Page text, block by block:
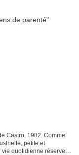
Castro, 1982. Comme
petite et
quotidienne réservent